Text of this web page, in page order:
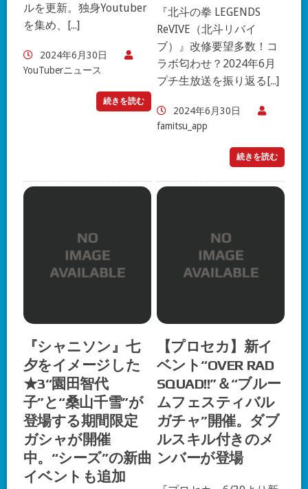
ルを更新。独身Youtuber
を集め、[...]
2024年6月30日
YouTuberニュース
続きを読む
『北斗の拳 LEGENDS
ReVIVE（北斗リバイ
ブ）』改修要望多数！コ
ラボ匂わせ？2024年6月
プチ生放送を振り返る[...]
2024年6月30日
famitsu_app
続きを読む
『シャニソン』七
夕をイメージした
★3“園田智代
子”と“桑山千雪”が
登場する期間限定
ガシャが開催
中。“シーズ”の新曲
イベントも追加
【プロセカ】新イ
ベント“OVER RAD
SQUAD!!”＆“ブルー
ムフェスティバル
ガチャ”開催。ダブ
ルスキル付きのメ
ンバーが登場